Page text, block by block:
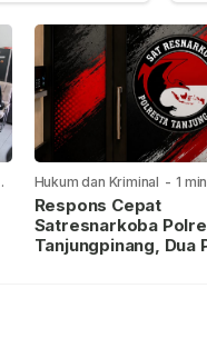
Hukum dan Kriminal - 1
lalu
Respons Cepat
Satresnarkoba
Tanjungpinang, Dua